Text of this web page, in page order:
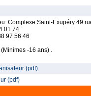
Complexe Saint-Exupéry 49
01 74
97 56 46
-16 ans) .
(pdf)
(pdf)